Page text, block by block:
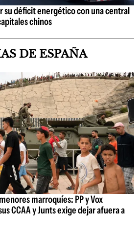
su déficit energético con una central
chinos
DE ESPAÑA
marroquíes: PP y Vox
CCAA y Junts exige dejar afuera a